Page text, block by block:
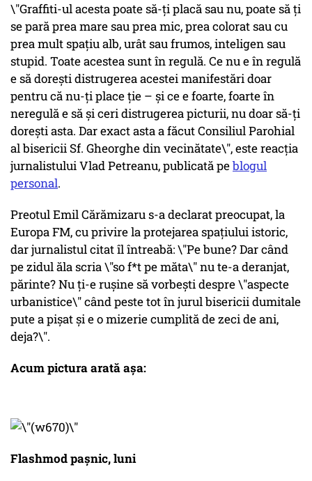
\"Graffiti-ul acesta poate să-ţi placă sau nu, poate să ţi
se pară prea mare sau prea mic, prea colorat sau cu
prea mult spaţiu alb, urât sau frumos, inteligen sau
stupid. Toate acestea sunt în regulă. Ce nu e în regulă
e să doreşti distrugerea acestei manifestări doar
pentru că nu-ţi place ţie – şi ce e foarte, foarte în
neregulă e să şi ceri distrugerea picturii, nu doar să-ţi
doreşti asta. Dar exact asta a făcut Consiliul Parohial
al bisericii Sf. Gheorghe din vecinătate\", este reacția
jurnalistului Vlad Petreanu, publicată peblogul
personal.
Preotul Emil Cărămizaru s-a declarat preocupat, la
Europa FM, cu privire la protejarea spațiului istoric,
dar jurnalistul citat îl întreabă: \"Pe bune? Dar când
pe zidul ăla scria \"so f*t pe măta\" nu te-a deranjat,
părinte? Nu ţi-e ruşine să vorbeşti despre \"aspecte
urbanistice\" când peste tot în jurul bisericii dumitale
pute a pişat şi e o mizerie cumplită de zeci de ani,
deja?\".
Acum pictura arată așa:
Flashmod pașnic, luni